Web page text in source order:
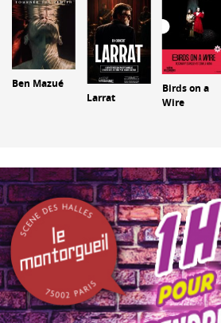
Ben Mazué
Larrat
Birds on a
Wire